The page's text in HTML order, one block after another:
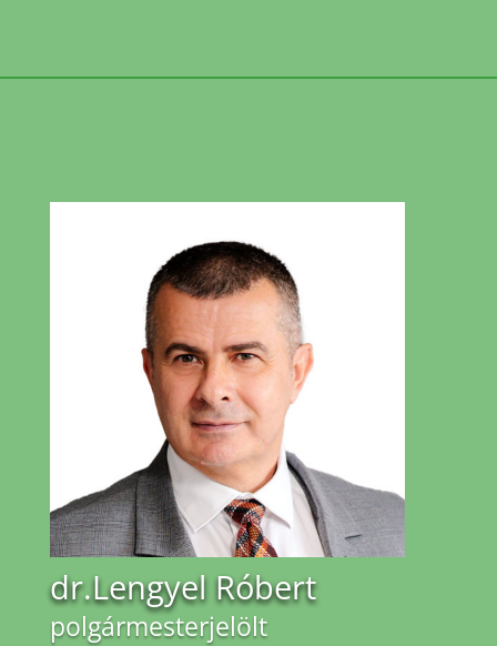
dr.Lengyel Róbert
polgármesterjelölt